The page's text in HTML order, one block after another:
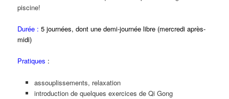
piscine!
Durée :5 journées, dont une demi-journée libre (mercredi après-
midi)
Pratiques :
assouplissements, relaxation
introduction de quelques exercices de Qi Gong